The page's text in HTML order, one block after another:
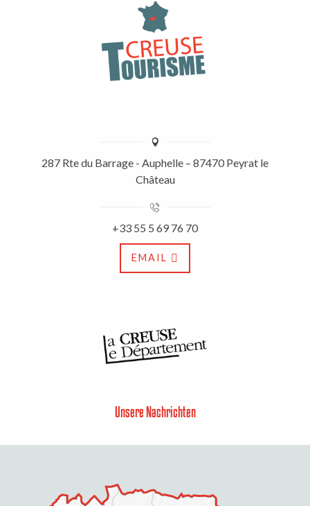
287 Rte du Barrage - Auphelle – 87470 Peyrat le
Château
+33 55 5 69 76 70
EMAIL
Unsere Nachrichten